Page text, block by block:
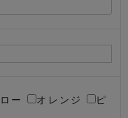
ー オレンジ ピ